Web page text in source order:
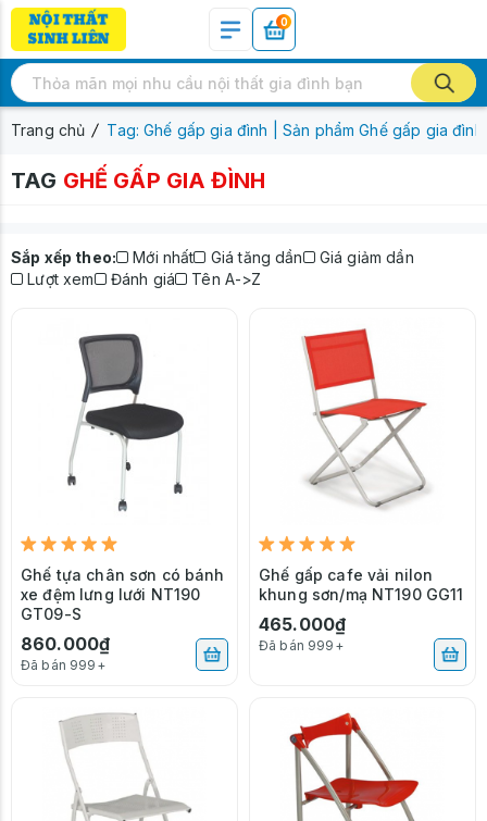
0
Trang chủ Tag: Ghế gấp gia đình | Sản phẩm Ghế gấp gia đình
TAG GHẾ GẤP GIA ĐÌNH
Sắp xếp theo: Mới nhất Giá tăng dần
Giá giảm dần
Lượt xem
Đánh giá Tên A->Z
Ghế tựa chân sơn có bánh
xe đệm lưng lưới NT190
GT09-S
860.000₫
Đã bán 999+
Ghế gấp cafe vải nilon
khung sơn/mạ NT190 GG11
465.000₫
Đã bán 999+